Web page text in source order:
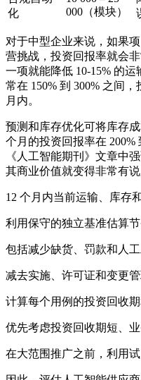
化
000（模块）
对于中型企业来说，如果
营挑战，投资回报率就会
一项就能降低 10-15% 的
常在 150% 到 300% 之间
月内。
预测和库存优化可将库存
个月的投资回报率在 200%
《人工智能期刊》文章中
其商业价值就变得非常有说
12 个月内当前运输、库存
利用保守的独立基准估算
包括减少缺货、罚款和人
减去实施、许可证和变更
计算每个用例的投资回收
优先考虑投资回收期短、
在大范围推广之前，利用